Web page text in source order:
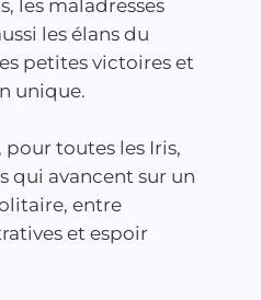
les maladresses
les élans du
petites victoires et
unique.
toutes les Iris,
qui avancent sur un
entre
et espoir